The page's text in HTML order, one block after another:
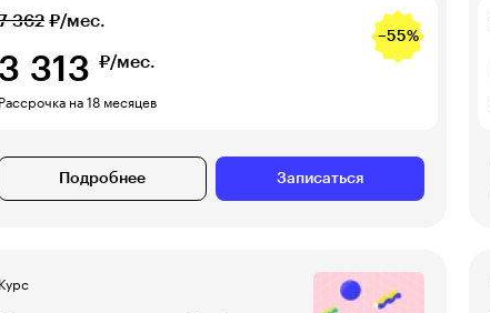
362 ₽/мес.
−55%
3 313 ₽/мес.
Рассрочка на 18 месяцев
Подробнее Записаться
Курс